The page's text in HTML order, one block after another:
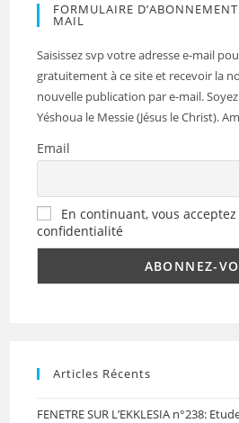
FORMULAIRE
MAIL
Saisissez svp votre adresse e-mail
gratuitement à ce site et recevoir la
nouvelle publication par e-mail.
Yéshoua le Messie (Jésus le Christ).
Email
En continuant, vous
confidentialité
Articles Récents
FENETRE SUR L’EKKLESIA n°238: